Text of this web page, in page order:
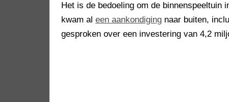
Het is de bedoeling om de binnenspeeltuin
kwam al een aankondiging naar buiten,
gesproken over een investering van 4,2